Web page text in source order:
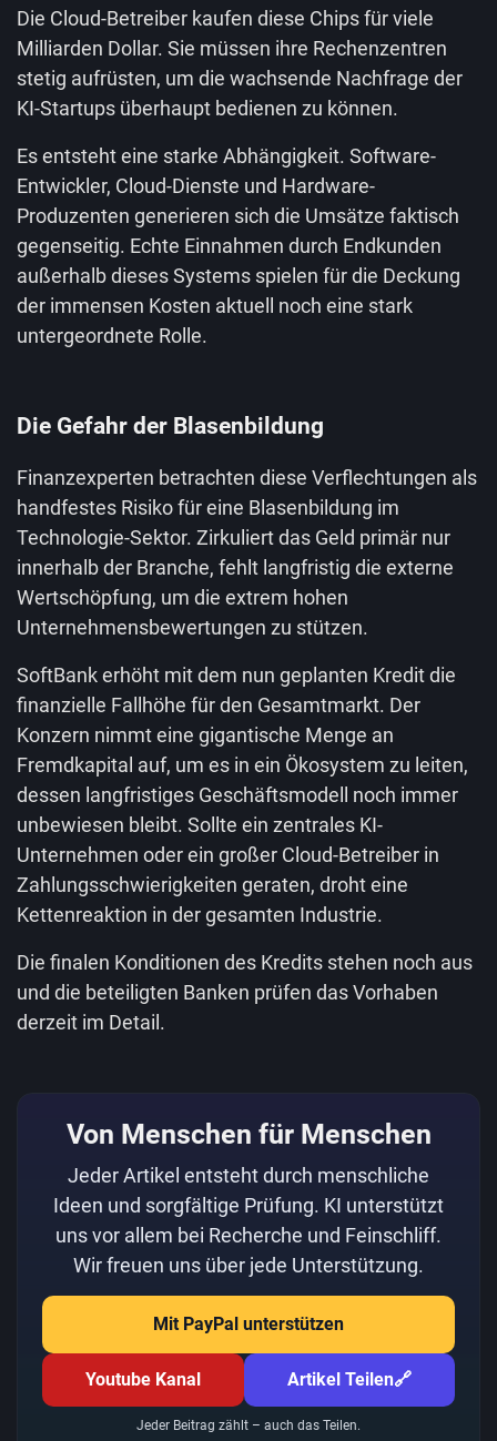
Die Cloud-Betreiber kaufen diese Chips für viele
Milliarden Dollar. Sie müssen ihre Rechenzentren
stetig aufrüsten, um die wachsende Nachfrage der
KI-Startups überhaupt bedienen zu können.
Es entsteht eine starke Abhängigkeit. Software-
Entwickler, Cloud-Dienste und Hardware-
Produzenten generieren sich die Umsätze faktisch
gegenseitig. Echte Einnahmen durch Endkunden
außerhalb dieses Systems spielen für die Deckung
der immensen Kosten aktuell noch eine stark
untergeordnete Rolle.
Die Gefahr der Blasenbildung
Finanzexperten betrachten diese Verflechtungen als
handfestes Risiko für eine Blasenbildung im
Technologie-Sektor. Zirkuliert das Geld primär nur
innerhalb der Branche, fehlt langfristig die externe
Wertschöpfung, um die extrem hohen
Unternehmensbewertungen zu stützen.
SoftBank erhöht mit dem nun geplanten Kredit die
finanzielle Fallhöhe für den Gesamtmarkt. Der
Konzern nimmt eine gigantische Menge an
Fremdkapital auf, um es in ein Ökosystem zu leiten,
dessen langfristiges Geschäftsmodell noch immer
unbewiesen bleibt. Sollte ein zentrales KI-
Unternehmen oder ein großer Cloud-Betreiber in
Zahlungsschwierigkeiten geraten, droht eine
Kettenreaktion in der gesamten Industrie.
Die finalen Konditionen des Kredits stehen noch aus
und die beteiligten Banken prüfen das Vorhaben
derzeit im Detail.
Von Menschen für Menschen
Jeder Artikel entsteht durch menschliche
Ideen und sorgfältige Prüfung. KI unterstützt
uns vor allem bei Recherche und Feinschliff.
Wir freuen uns über jede Unterstützung.
Mit PayPal unterstützen
Youtube Kanal Artikel Teilen🔗
Jeder Beitrag zählt – auch das Teilen.